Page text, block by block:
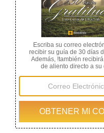
Otras
26:22
La Biblia de
(Español)BLA
1 Crónicas
Jehieli, Zetam